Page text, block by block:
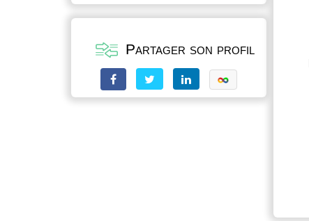
Partager son profil